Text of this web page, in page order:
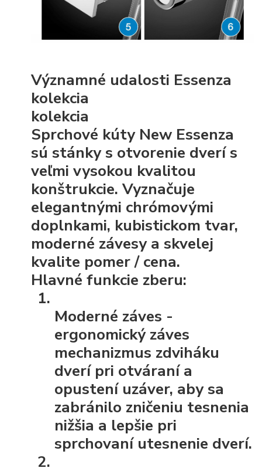
Významné udalosti Essenza
kolekcia
kolekcia
Sprchové kúty New Essenza
sú stánky s otvorenie dverí s
veľmi vysokou kvalitou
konštrukcie. Vyznačuje
elegantnými chrómovými
doplnkami, kubistickom tvar,
moderné závesy a skvelej
kvalite pomer / cena.
Hlavné funkcie zberu:
Moderné záves -
ergonomický záves
mechanizmus zdviháku
dverí pri otváraní a
opustení uzáver, aby sa
zabránilo zničeniu tesnenia
nižšia a lepšie pri
sprchovaní utesnenie dverí.